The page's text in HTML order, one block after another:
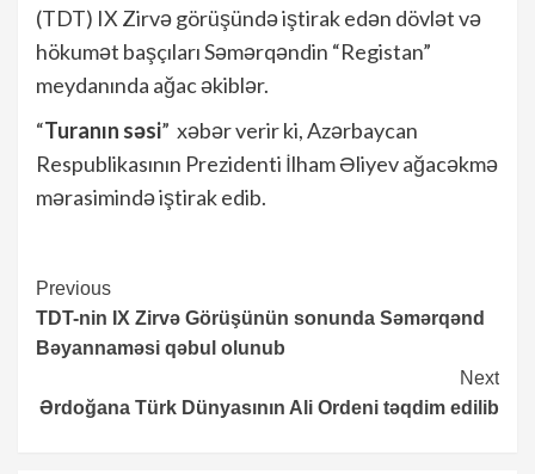
(TDT) IX Zirvə görüşündə iştirak edən dövlət və
hökumət başçıları Səmərqəndin “Registan”
meydanında ağac əkiblər.
“Turanın səsi” xəbər verir ki, Azərbaycan
Respublikasının Prezidenti İlham Əliyev ağacəkmə
mərasimində iştirak edib.
Continue
Reading
Previous
TDT-nin IX Zirvə Görüşünün sonunda Səmərqənd
Bəyannaməsi qəbul olunub
Next
Ərdoğana Türk Dünyasının Ali Ordeni təqdim edilib